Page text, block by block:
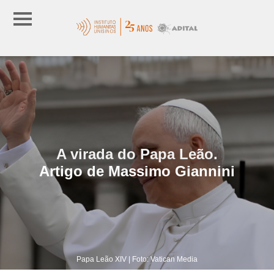
A virada do Papa Leão.
Artigo de Massimo Giannini
Papa Leão XIV | Foto: Vatican Media